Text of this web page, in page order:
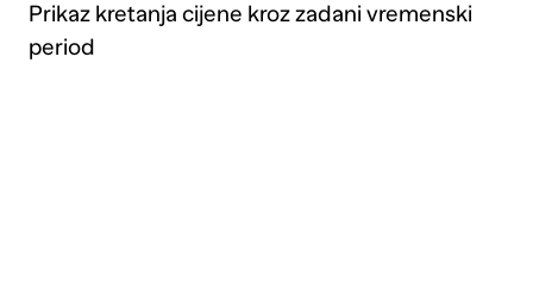
Prikaz kretanja cijene kroz zadani vremenski
period